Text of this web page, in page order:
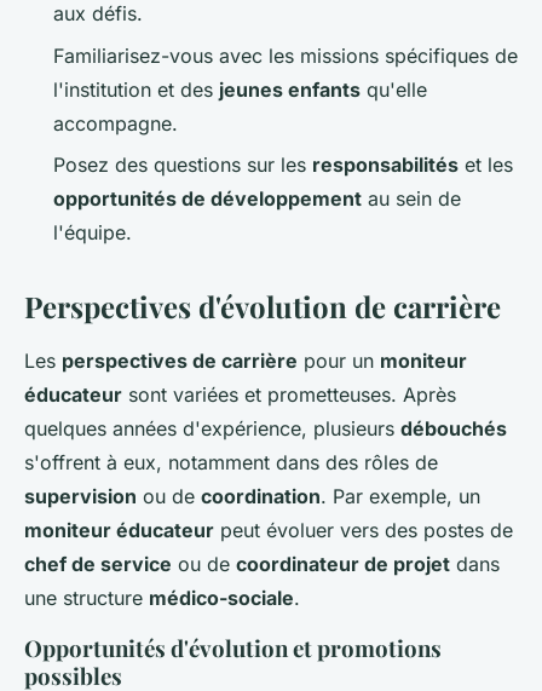
aux défis.
Familiarisez-vous avec les missions spécifiques de
l'institution et des jeunes enfants qu'elle
accompagne.
Posez des questions sur les responsabilités et les
opportunités de développement au sein de
l'équipe.
Perspectives d'évolution de carrière
Les perspectives de carrière pour un moniteur
éducateur sont variées et prometteuses. Après
quelques années d'expérience, plusieurs débouchés
s'offrent à eux, notamment dans des rôles de
supervision ou de coordination. Par exemple, un
moniteur éducateur peut évoluer vers des postes de
chef de service ou de coordinateur de projet dans
une structure médico-sociale.
Opportunités d'évolution et promotions
possibles